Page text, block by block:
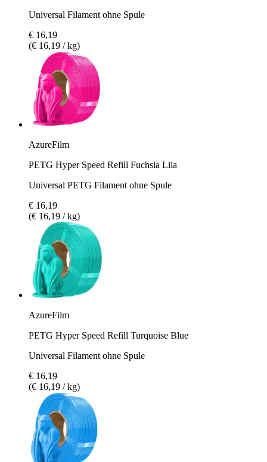
Universal Filament ohne Spule
€ 16,19
(€ 16,19 / kg)
AzureFilm
PETG Hyper Speed Refill Fuchsia Lila
Universal PETG Filament ohne Spule
€ 16,19
(€ 16,19 / kg)
AzureFilm
PETG Hyper Speed Refill Turquoise Blue
Universal Filament ohne Spule
€ 16,19
(€ 16,19 / kg)